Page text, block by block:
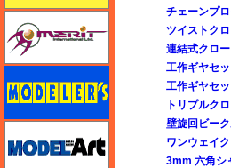
チェーンプ
ツイストク
連結式クロ
工作ギヤセ
工作ギヤセ
トリプルク
壁旋回ビー
ワンウェイ
3mm 六角シ
メリットインターナショ
モデルアート